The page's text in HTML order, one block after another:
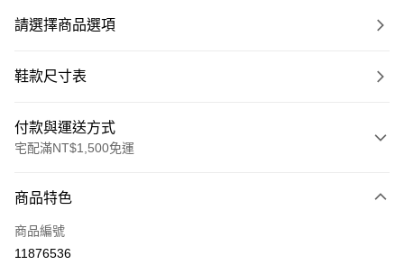
請選擇商品選項
鞋款尺寸表
付款與運送方式
宅配滿NT$1,500免運
信用卡一次付款
運送方式
商品特色
商品編號
11876536